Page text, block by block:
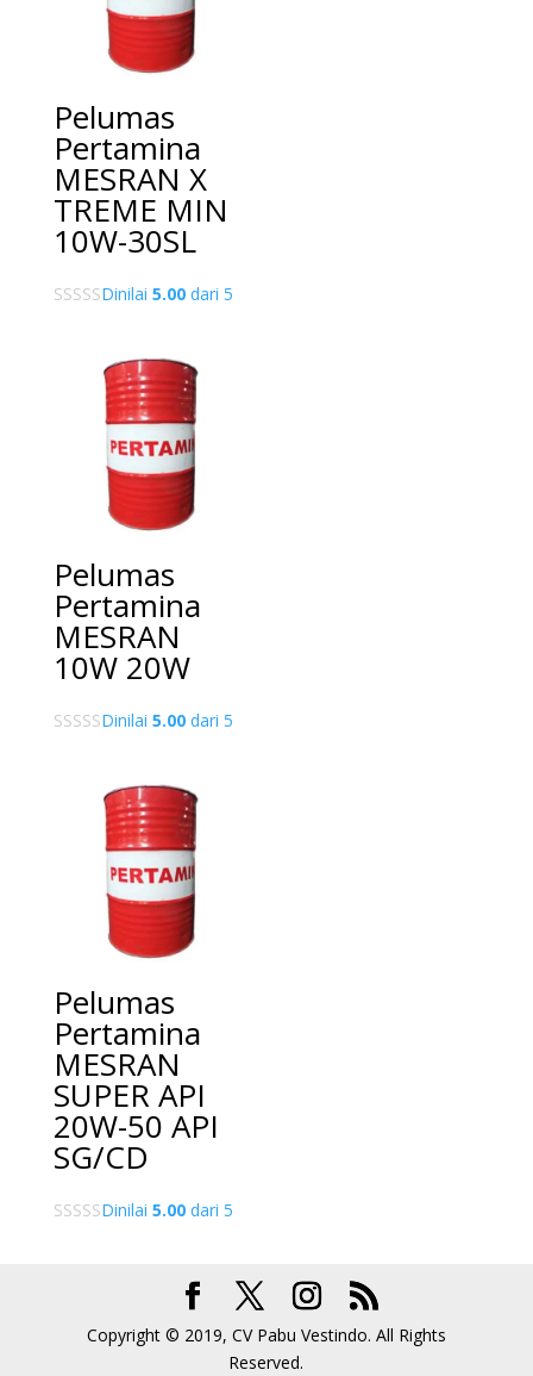
Pelumas
Pertamina
MESRAN X
TREME MIN
10W-30SL
Dinilai 5.00dari 5
Pelumas
Pertamina
MESRAN
10W 20W
Dinilai 5.00dari 5
Pelumas
Pertamina
MESRAN
SUPER API
20W-50 API
SG/CD
Dinilai 5.00dari 5
Copyright © 2019, CV Pabu Vestindo. All Rights
Reserved.